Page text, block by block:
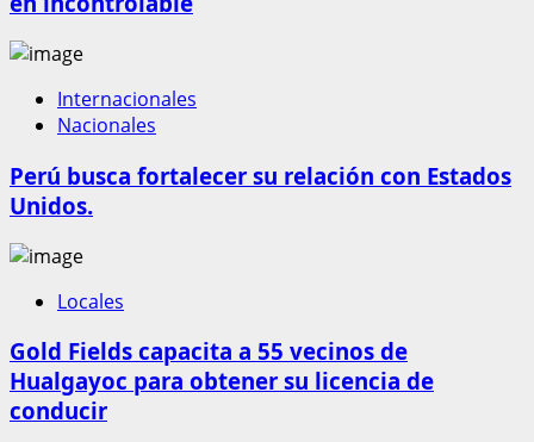
Internacionales
Nacionales
Perú busca fortalecer su relación con Estados
Unidos.
Locales
Gold Fields capacita a 55 vecinos de
Hualgayoc para obtener su licencia de
conducir